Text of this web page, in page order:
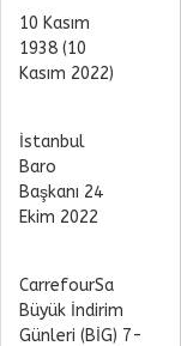
10 Kasım
1938 (10
Kasım 2022)
İstanbul
Baro
Başkanı 24
Ekim 2022
CarrefourSa
Büyük İndirim
Günleri (BİG) 7-